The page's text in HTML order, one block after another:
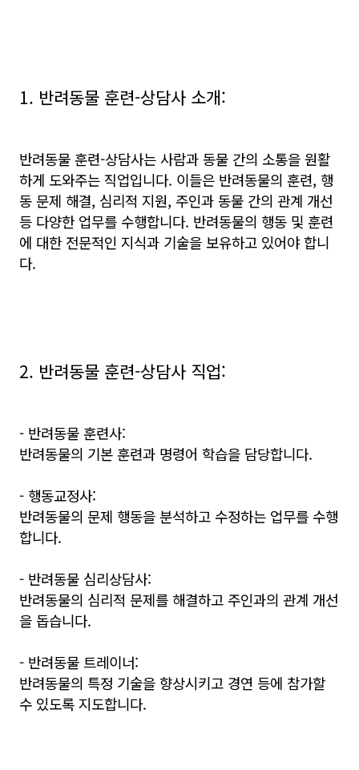
1. 반려동물 훈련-상담사 소개:
반려동물 훈련-상담사는 사람과 동물 간의 소통을 원활
하게 도와주는 직업입니다. 이들은 반려동물의 훈련, 행
동 문제 해결, 심리적 지원, 주인과 동물 간의 관계 개선
등 다양한 업무를 수행합니다. 반려동물의 행동 및 훈련
에 대한 전문적인 지식과 기술을 보유하고 있어야 합니
다.
2. 반려동물 훈련-상담사 직업:
- 반려동물 훈련사:
반려동물의 기본 훈련과 명령어 학습을 담당합니다.
- 행동교정사:
반려동물의 문제 행동을 분석하고 수정하는 업무를 수행
합니다.
- 반려동물 심리상담사:
반려동물의 심리적 문제를 해결하고 주인과의 관계 개선
을 돕습니다.
- 반려동물 트레이너:
반려동물의 특정 기술을 향상시키고 경연 등에 참가할
수 있도록 지도합니다.